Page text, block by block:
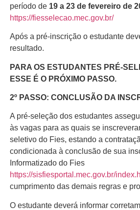
período de 19 a 23 de fevereiro de
https://fiesselecao.mec.gov.br/
Após a pré-inscrição o estudante
resultado.
PARA OS ESTUDANTES PRÉ-
ESSE É O PRÓXIMO PASSO.
2º PASSO: CONCLUSÃO DA
A pré-seleção dos estudantes
às vagas para as quais se
seletivo do Fies, estando a
condicionada à conclusão de sua
Informatizado do Fies
https://sisfiesportal.mec.gov.br/
cumprimento das demais regras e
O estudante deverá informar